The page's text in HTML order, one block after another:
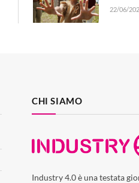
22/06/
CHI SIAMO
Industry 4.0 è una testata